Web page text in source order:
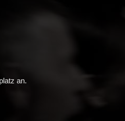
an.